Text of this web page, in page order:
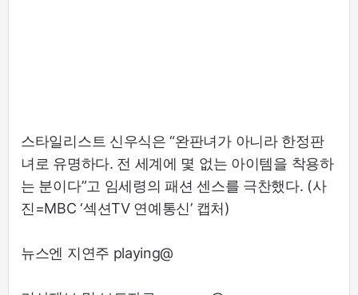
스타일리스트 신우식은 “완판녀가 아니라 한정판
녀로 유명하다. 전 세계에 몇 없는 아이템을 착용하
는 분이다”고 임세령의 패션 센스를 극찬했다. (사
진=MBC ‘섹션TV 연예통신’ 캡처)
뉴스엔 지연주 playing@